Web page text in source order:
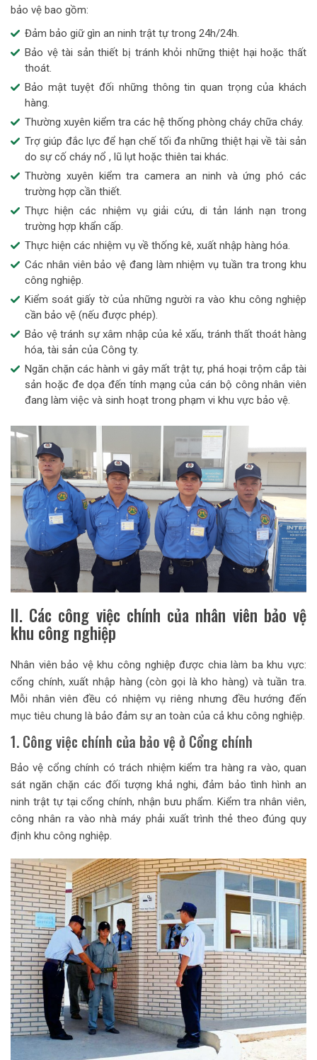
bảo vệ bao gồm:
Đảm bảo giữ gìn an ninh trật tự trong 24h/24h.
Bảo vệ tài sản thiết bị tránh khỏi những thiệt hại hoặc thất
thoát.
Bảo mật tuyệt đối những thông tin quan trọng của khách
hàng.
Thường xuyên kiểm tra các hệ thống phòng cháy chữa cháy.
Trợ giúp đắc lực để hạn chế tối đa những thiệt hại về tài sản
do sự cố cháy nổ , lũ lụt hoặc thiên tai khác.
Thường xuyên kiểm tra camera an ninh và ứng phó các
trường hợp cần thiết.
Thực hiện các nhiệm vụ giải cứu, di tản lánh nạn trong
trường hợp khẩn cấp.
Thực hiện các nhiệm vụ về thống kê, xuất nhập hàng hóa.
Các nhân viên bảo vệ đang làm nhiệm vụ tuần tra trong khu
công nghiệp.
Kiểm soát giấy tờ của những người ra vào khu công nghiệp
cần bảo vệ (nếu được phép).
Bảo vệ tránh sự xâm nhập của kẻ xấu, tránh thất thoát hàng
hóa, tài sản của Công ty.
Ngăn chặn các hành vi gây mất trật tự, phá hoại trộm cắp tài
sản hoặc đe dọa đến tính mạng của cán bộ công nhân viên
đang làm việc và sinh hoạt trong phạm vi khu vực bảo vệ.
II. Các công việc chính của nhân viên bảo vệ
khu công nghiệp
Nhân viên bảo vệ khu công nghiệp được chia làm ba khu vực:
cổng chính, xuất nhập hàng (còn gọi là kho hàng) và tuần tra.
Mỗi nhân viên đều có nhiệm vụ riêng nhưng đều hướng đến
mục tiêu chung là bảo đảm sự an toàn của cả khu công nghiệp.
1. Công việc chính của bảo vệ ở Cổng chính
Bảo vệ cổng chính có trách nhiệm kiểm tra hàng ra vào, quan
sát ngăn chặn các đối tượng khả nghi, đảm bảo tình hình an
ninh trật tự tại cổng chính, nhận bưu phẩm. Kiểm tra nhân viên,
công nhân ra vào nhà máy phải xuất trình thẻ theo đúng quy
định khu công nghiệp.